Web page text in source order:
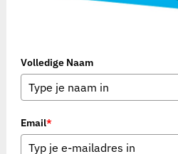
Volledige Naam
Email*